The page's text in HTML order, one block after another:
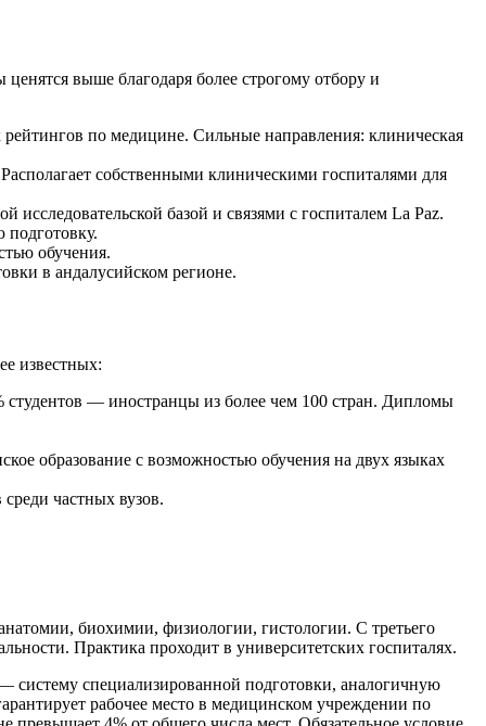
выше благодаря более строгому отбору и
по медицине. Сильные направления: клиническая
собственными клиническими госпиталями для
базой и связями с госпиталем La Paz.
обучения.
в андалусийском регионе.
известных:
— иностранцы из более чем 100 стран. Дипломы
образование с возможностью обучения на двух языках
частных вузов.
биохимии, физиологии, гистологии. С третьего
Практика проходит в университетских госпиталях.
специализированной подготовки, аналогичную
рабочее место в медицинском учреждении по